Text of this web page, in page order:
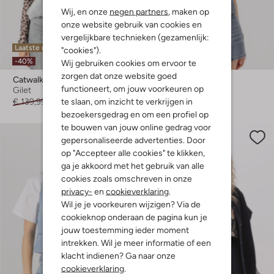
Wij, en onze negen partners, maken op
onze website gebruik van cookies en
vergelijkbare technieken (gezamenlijk:
"cookies").
Wij gebruiken cookies om ervoor te
zorgen dat onze website goed
functioneert, om jouw voorkeuren op
te slaan, om inzicht te verkrijgen in
bezoekersgedrag en om een profiel op
te bouwen van jouw online gedrag voor
gepersonaliseerde advertenties. Door
op "Accepteer alle cookies" te klikken,
ga je akkoord met het gebruik van alle
cookies zoals omschreven in onze
privacy- en cookieverklaring.
Wil je je voorkeuren wijzigen? Via de
cookieknop onderaan de pagina kun je
jouw toestemming ieder moment
intrekken. Wil je meer informatie of een
klacht indienen? Ga naar onze
cookieverklaring.
Laatste maten
-40%
Catwalk Junkie
Gilet
€ 139,99
€ 83,99
-60%
Rouge Edit
Gilet
€ 69,99 € 27,99